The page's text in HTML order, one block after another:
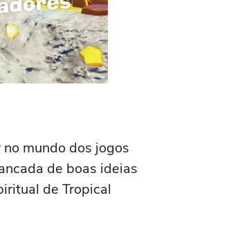
mundo dos jogos
de boas ideias
de Tropical